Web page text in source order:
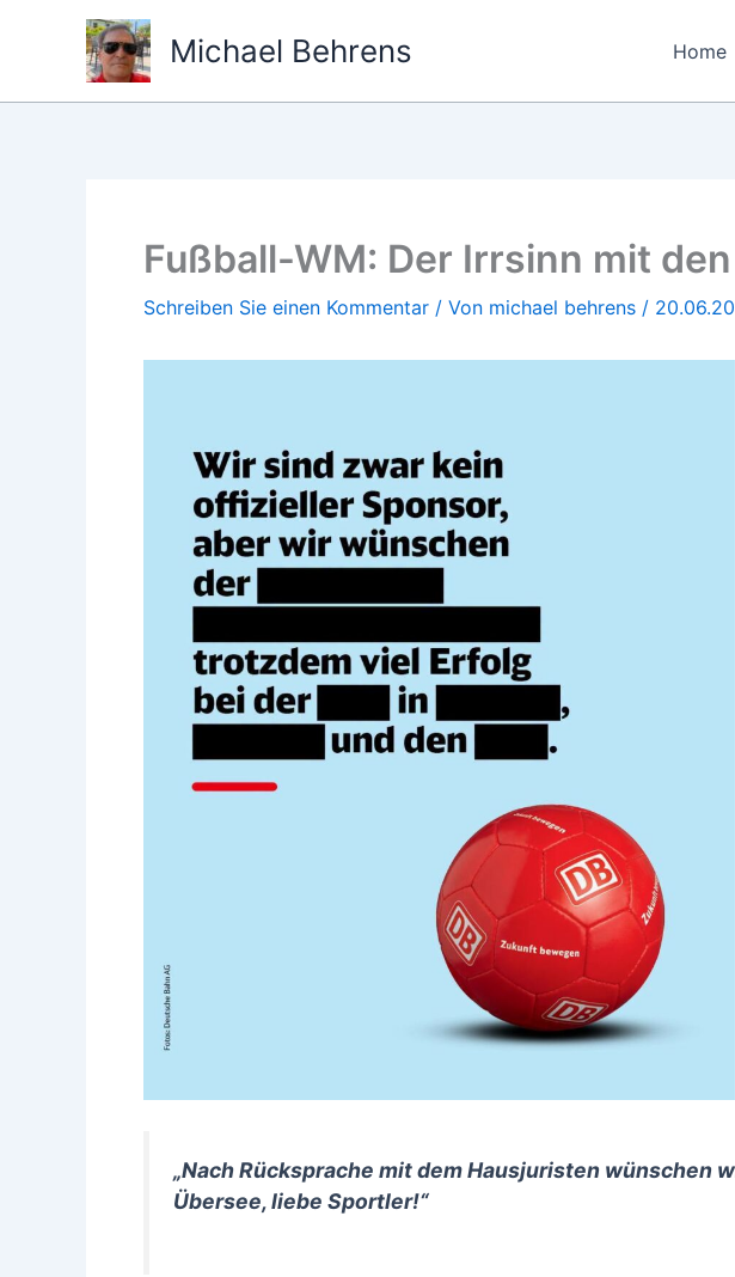
Michael Behrens Home
Fußball-WM: Der Irrsinn mit
Schreiben Sie einen Kommentar / Von michael behrens /
„Nach Rücksprache mit dem Hausjuristen wünschen
Übersee, liebe Sportler!“